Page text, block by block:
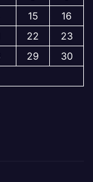
15
16
22
23
29
30